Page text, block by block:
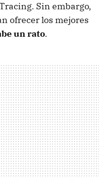
Sin embargo,
ofrecer los mejores
un rato.